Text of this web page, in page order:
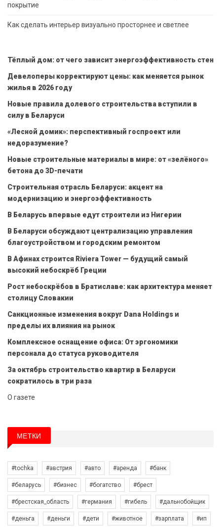
покрытие
Как сделать интерьер визуально просторнее и светлее
Тёплый дом: от чего зависит энергоэффективность стен
Девелоперы корректируют цены: как меняется рынок
жилья в 2026 году
Новые правила долевого строительства вступили в
силу в Беларуси
«Лесной домик»: перспективный госпроект или
недоразумение?
Новые строительные материалы в мире: от «зелёного»
бетона до 3D-печати
Строительная отрасль Беларуси: акцент на
модернизацию и энергоэффективность
В Беларусь впервые едут строители из Нигерии
В Беларуси обсуждают централизацию управления
благоустройством и городским ремонтом
В Афинах строится Riviera Tower — будущий самый
высокий небоскрёб Греции
Рост небоскрёбов в Братиславе: как архитектура меняет
столицу Словакии
Санкционные изменения вокруг Dana Holdings и
пределы их влияния на рынок
Комплексное оснащение офиса: От эргономики
персонала до статуса руководителя
За октябрь строительство квартир в Беларуси
сократилось в три раза
О газете
МЕТКИ
#tochka #австрия #авто #аренда #банк
#беларусь #бизнес #богатство #брест
#брестская_область #германия #гибель #дальнобойщик
#деньга #деньги #дети #животное #зарплата #ип